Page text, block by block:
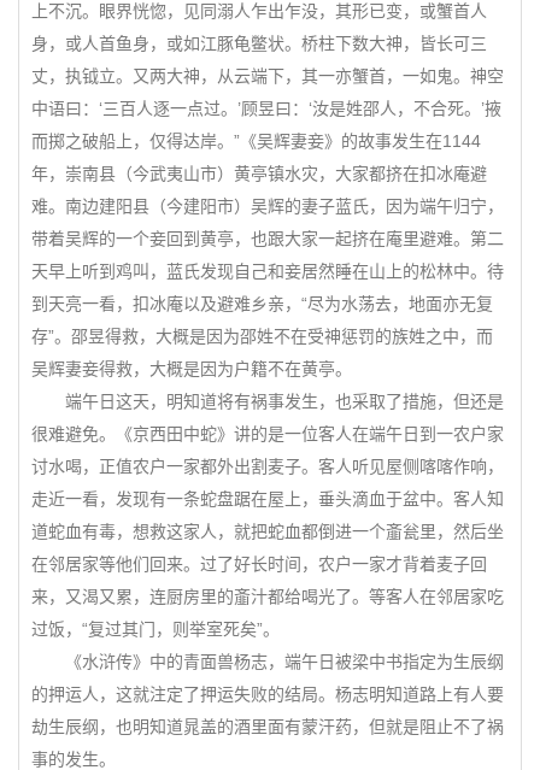
上不沉。眼界恍惚，见同溺人乍出乍没，其形已变，或蟹首人
身，或人首鱼身，或如江豚龟鳖状。桥柱下数大神，皆长可三
丈，执钺立。又两大神，从云端下，其一亦蟹首，一如鬼。神空
中语曰：‘三百人逐一点过。’顾昱曰：‘汝是姓邵人，不合死。’掖
而掷之破船上，仅得达岸。”《吴辉妻妾》的故事发生在1144
年，崇南县（今武夷山市）黄亭镇水灾，大家都挤在扣冰庵避
难。南边建阳县（今建阳市）吴辉的妻子蓝氏，因为端午归宁，
带着吴辉的一个妾回到黄亭，也跟大家一起挤在庵里避难。第二
天早上听到鸡叫，蓝氏发现自己和妾居然睡在山上的松林中。待
到天亮一看，扣冰庵以及避难乡亲，“尽为水荡去，地面亦无复
存”。邵昱得救，大概是因为邵姓不在受神惩罚的族姓之中，而
吴辉妻妾得救，大概是因为户籍不在黄亭。
端午日这天，明知道将有祸事发生，也采取了措施，但还是
很难避免。《京西田中蛇》讲的是一位客人在端午日到一农户家
讨水喝，正值农户一家都外出割麦子。客人听见屋侧喀喀作响，
走近一看，发现有一条蛇盘踞在屋上，垂头滴血于盆中。客人知
道蛇血有毒，想救这家人，就把蛇血都倒进一个齑瓮里，然后坐
在邻居家等他们回来。过了好长时间，农户一家才背着麦子回
来，又渴又累，连厨房里的齑汁都给喝光了。等客人在邻居家吃
过饭，“复过其门，则举室死矣”。
《水浒传》中的青面兽杨志，端午日被梁中书指定为生辰纲
的押运人，这就注定了押运失败的结局。杨志明知道路上有人要
劫生辰纲，也明知道晁盖的酒里面有蒙汗药，但就是阻止不了祸
事的发生。